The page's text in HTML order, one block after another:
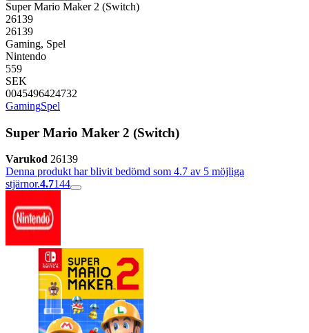
Super Mario Maker 2 (Switch)
26139
26139
Gaming, Spel
Nintendo
559
SEK
0045496424732
GamingSpel
Super Mario Maker 2 (Switch)
Varukod 26139
Denna produkt har blivit bedömd som 4.7 av 5 möjliga
stjärnor.4.7144